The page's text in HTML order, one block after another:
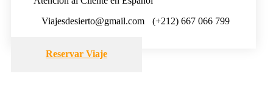
Viajesdesierto@gmail.com
(+212) 667 066 799
Reservar Viaje